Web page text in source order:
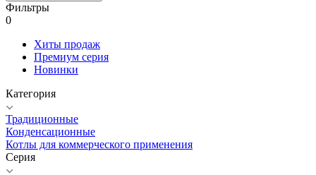
Фильтры
0
Хиты продаж
Премиум серия
Новинки
Категория
Традиционные
Конденсационные
Котлы для коммерческого применения
Серия